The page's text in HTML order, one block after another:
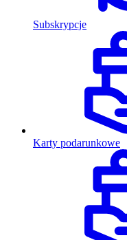
Subskrypcje
Karty podarunkowe